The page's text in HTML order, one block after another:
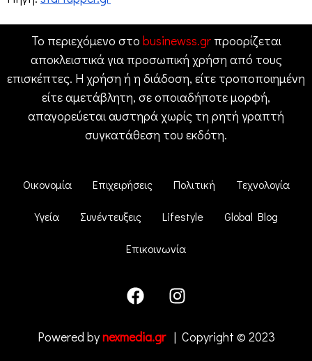
Το περιεχόμενο στο businewss.grπροορίζεται
αποκλειστικά για προσωπική χρήση από τους
επισκέπτες. Η χρήση ή η διάδοση, είτε τροποποιημένη
είτε αμετάβλητη, σε οποιαδήποτε μορφή,
απαγορεύεται αυστηρά χωρίς τη ρητή γραπτή
συγκατάθεση του εκδότη.
Οικονομία Επιχειρήσεις Πολιτική Τεχνολογία
Υγεία Συνέντευξεις Lifestyle Global Blog
Επικοινωνία
Powered bynexmedia.gr| Copyright © 2023